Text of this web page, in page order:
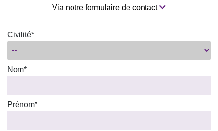
Via notre formulaire de contact
Civilité*
Nom*
Prénom*